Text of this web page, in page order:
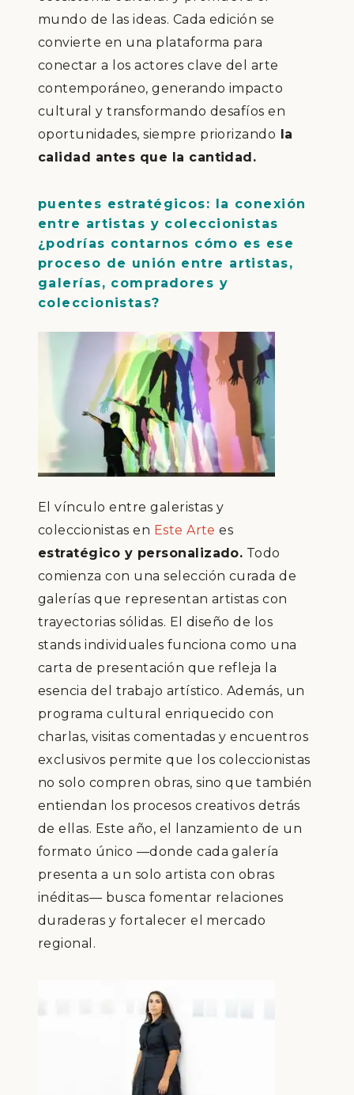
mundo de las ideas. Cada edición se
convierte en una plataforma para
conectar a los actores clave del arte
contemporáneo, generando impacto
cultural y transformando desafíos en
oportunidades, siempre priorizando la
calidad antes que la cantidad.
puentes estratégicos: la conexión
entre artistas y coleccionistas
¿podrías contarnos cómo es ese
proceso de unión entre artistas,
galerías, compradores y
coleccionistas?
El vínculo entre galeristas y
coleccionistas en Este Arte es
estratégico y personalizado. Todo
comienza con una selección curada de
galerías que representan artistas con
trayectorias sólidas. El diseño de los
stands individuales funciona como una
carta de presentación que refleja la
esencia del trabajo artístico. Además, un
programa cultural enriquecido con
charlas, visitas comentadas y encuentros
exclusivos permite que los coleccionistas
no solo compren obras, sino que también
entiendan los procesos creativos detrás
de ellas. Este año, el lanzamiento de un
formato único —donde cada galería
presenta a un solo artista con obras
inéditas— busca fomentar relaciones
duraderas y fortalecer el mercado
regional.